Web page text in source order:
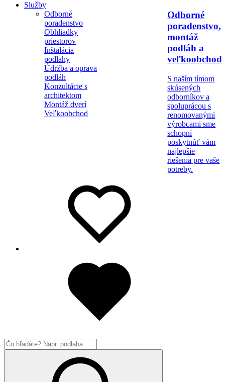
Služby
Odborné
poradenstvo
Obhliadky
priestorov
Inštalácia
podlahy
Údržba a oprava
podláh
Konzultácie s
architektom
Montáž dverí
Veľkoobchod
Odborné
poradenstvo,
montáž
podláh a
veľkoobchod
S naším tímom
skúsených
odborníkov a
spoluprácou s
renomovanými
výrobcami sme
schopní
poskytnúť vám
najlepšie
riešenia pre vaše
potreby.